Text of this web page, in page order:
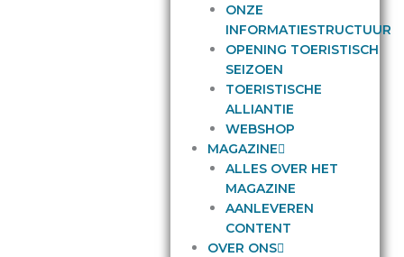
ONZE
INFORMATIESTRUCTUUR
OPENING TOERISTISCH
SEIZOEN
TOERISTISCHE
ALLIANTIE
WEBSHOP
MAGAZINE
ALLES OVER HET
MAGAZINE
AANLEVEREN
CONTENT
OVER ONS